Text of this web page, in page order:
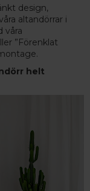
design,
altandörrar i
våra
”Förenklat
helt